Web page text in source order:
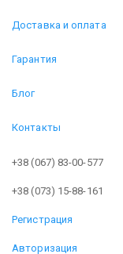
Доставка и оплата
Гарантия
Блог
Контакты
+38 (067) 83-00-577
+38 (073) 15-88-161
Регистрация
Авторизация